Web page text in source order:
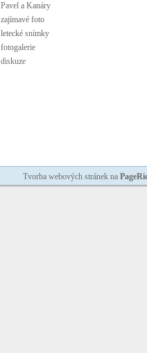
Pavel a Kanáry
zajímavé foto
letecké snímky
fotogalerie
diskuze
Tvorba webových stránek na